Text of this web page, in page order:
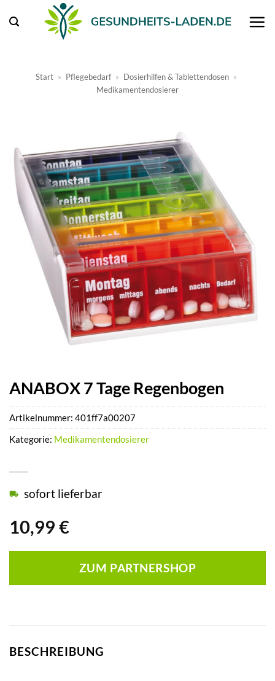
Inhalt
Start » Pflegebedarf » Dosierhilfen & Tablettendosen »
Medikamentendosierer
ANABOX 7 Tage Regenbogen
10,99 €
sofort lieferbar
ZUM PARTNERSHOP
Artikelnummer: 401ff7a00207
Kategorie: Medikamentendosierer
BESCHREIBUNG